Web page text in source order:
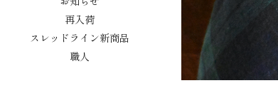
再入荷
スレッドライン新商品
職人